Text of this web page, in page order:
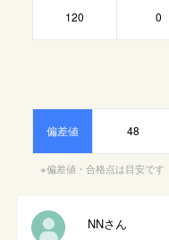
120 0
偏差値 48
※偏差値・合格点は目安です
NNさん